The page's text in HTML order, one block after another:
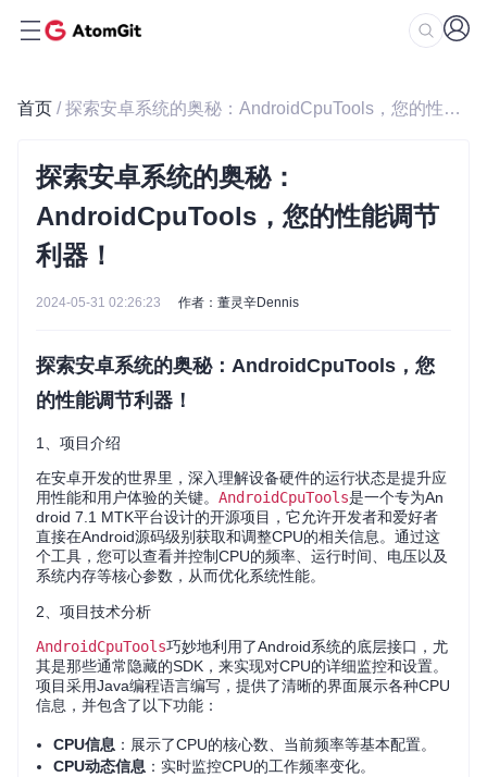
首页 / 探索安卓系统的奥秘：AndroidCpuTools，您的性能调节利器！
探索安卓系统的奥秘：
AndroidCpuTools，您的性能调节
利器！
2024-05-31 02:26:23 作者：董灵辛Dennis
探索安卓系统的奥秘：AndroidCpuTools，您
的性能调节利器！
1、项目介绍
在安卓开发的世界里，深入理解设备硬件的运行状态是提升应
用性能和用户体验的关键。 AndroidCpuTools是一个专为An
droid 7.1 MTK平台设计的开源项目，它允许开发者和爱好者
直接在Android源码级别获取和调整CPU的相关信息。通过这
个工具，您可以查看并控制CPU的频率、运行时间、电压以及
系统内存等核心参数，从而优化系统性能。
2、项目技术分析
AndroidCpuTools巧妙地利用了Android系统的底层接口，尤
其是那些通常隐藏的SDK，来实现对CPU的详细监控和设置。
项目采用Java编程语言编写，提供了清晰的界面展示各种CPU
信息，并包含了以下功能：
CPU信息 ：展示了CPU的核心数、当前频率等基本配置。
CPU动态信息 ：实时监控CPU的工作频率变化。